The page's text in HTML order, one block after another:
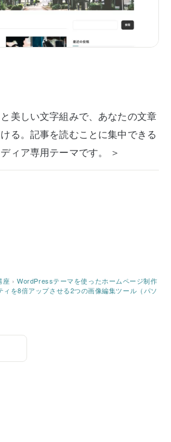
美しい文字組みで、あなたの文章
る。記事を読むことに集中できる
ィア専用テーマです。 ＞
座 ›WordPressテーマを使ったホームページ制作
ィを8倍アップさせる2つの画像編集ツール（パソ